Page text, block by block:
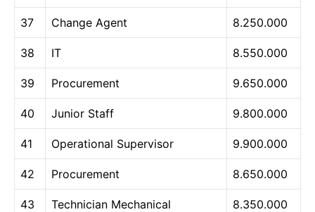
37 Change Agent 8.250.000
38 IT 8.550.000
39 Procurement 9.650.000
40 Junior Staff 9.800.000
41 Operational Supervisor 9.900.000
42 Procurement 8.650.000
43 Technician Mechanical 8.350.000